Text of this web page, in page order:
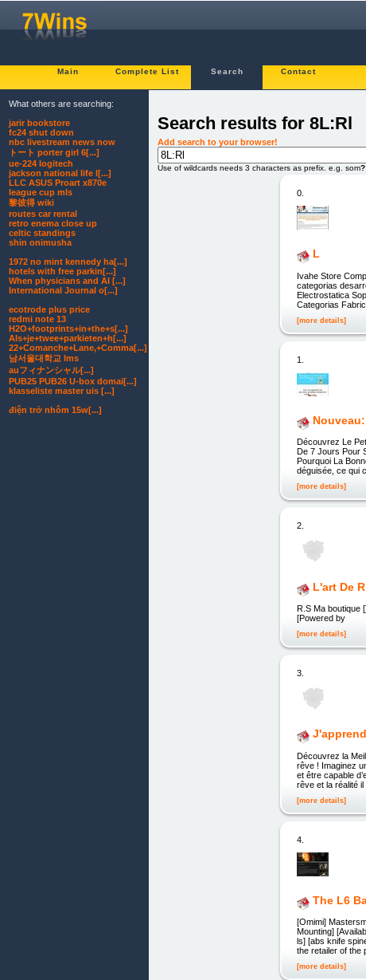
Main Complete List Search Contact
Search results for 8L:Rl
Add search to your browser!
Use of wildcards needs 3 characters as prefix. e.g. som?
0.
L
Ivahe Store
categorias
Electrostatica
Categorias
[more details]
1.
Découvrez Le
De 7 Jours Pour
Pourquoi La
déguisée, ce qui
[more details]
2.
L'art De R
R.S Ma boutique
[Powered by
[more details]
3.
Découvrez la
rêve ! Imaginez
et être capable
rêve et la réalité
[more details]
4.
The L6
[Omimi]
Mounting]
ls] [abs knife
the retailer of the
[more details]
What others are searching:
jarir bookstore
fc24 shut down
nbc livestream news now
トート porter girl 6[...]
ue-224 logitech
jackson national life l[...]
LLC ASUS Proart x870e
league cup mls
黎彼得 wiki
routes car rental
retro enema close up
celtic standings
shin onimusha
1972 no mint kennedy ha[...]
hotels with free parkin[...]
When physicians and AI [...]
International Journal o[...]
ecotrode plus price
redmi note 13
H2O+footprints+in+the+s[...]
Als+je+twee+parkieten+h[...]
22+Comanche+Lane,+Comma[...]
남서울대학교 lms
auフィナンシャル[...]
PUB25 PUB26 U-box domai[...]
klasseliste master uis [...]
điện trở nhôm 15w[...]